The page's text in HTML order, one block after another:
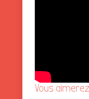
Vous